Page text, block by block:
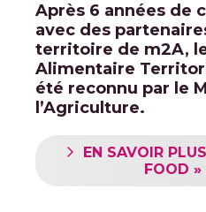
Après 6 années de
avec des
territoire de m2A,
Alimentaire
été reconnu par le
l’Agriculture.
EN SAVOIR
FOOD